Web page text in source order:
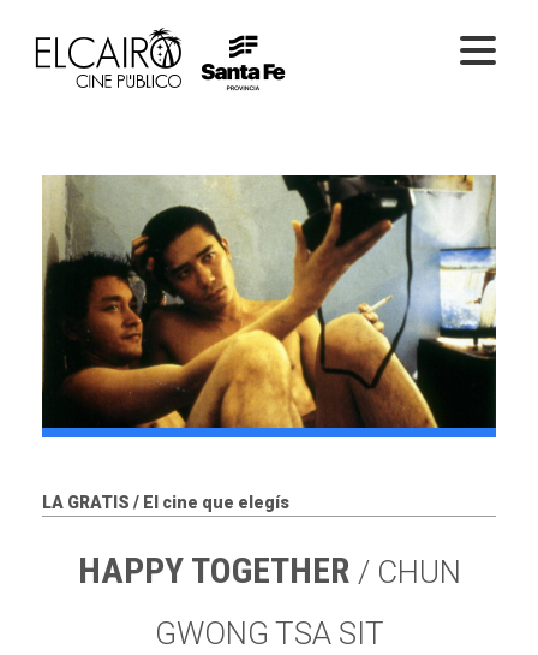
PELÍCULAS EN SALA
CICLOS
EL CINE
LA GRATIS / El cine que elegís
HAPPY TOGETHER / CHUN
GWONG TSA SIT